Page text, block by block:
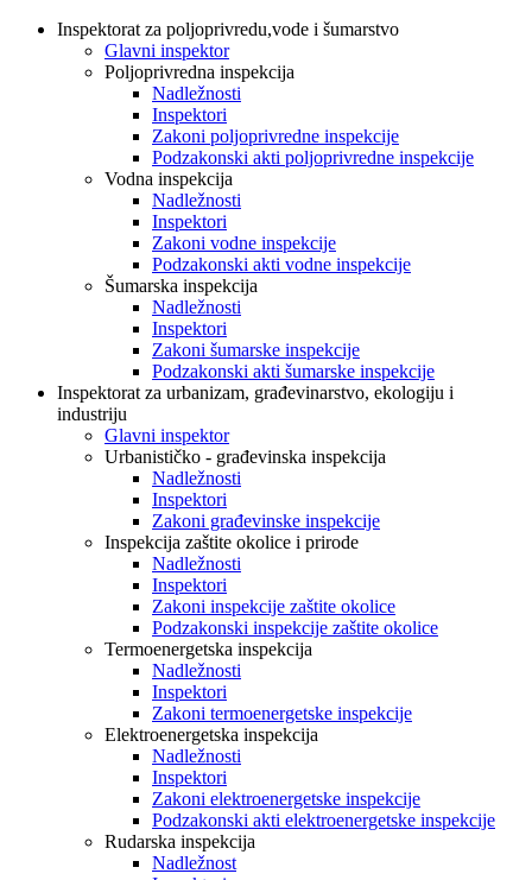
Inspektorat za poljoprivredu,vode i šumarstvo
Glavni inspektor
Poljoprivredna inspekcija
Nadležnosti
Inspektori
Zakoni poljoprivredne inspekcije
Podzakonski akti poljoprivredne inspekcije
Vodna inspekcija
Nadležnosti
Inspektori
Zakoni vodne inspekcije
Podzakonski akti vodne inspekcije
Šumarska inspekcija
Nadležnosti
Inspektori
Zakoni šumarske inspekcije
Podzakonski akti šumarske inspekcije
Inspektorat za urbanizam, građevinarstvo, ekologiju i
industriju
Glavni inspektor
Urbanističko - građevinska inspekcija
Nadležnosti
Inspektori
Zakoni građevinske inspekcije
Inspekcija zaštite okolice i prirode
Nadležnosti
Inspektori
Zakoni inspekcije zaštite okolice
Podzakonski inspekcije zaštite okolice
Termoenergetska inspekcija
Nadležnosti
Inspektori
Zakoni termoenergetske inspekcije
Elektroenergetska inspekcija
Nadležnosti
Inspektori
Zakoni elektroenergetske inspekcije
Podzakonski akti elektroenergetske inspekcije
Rudarska inspekcija
Nadležnost